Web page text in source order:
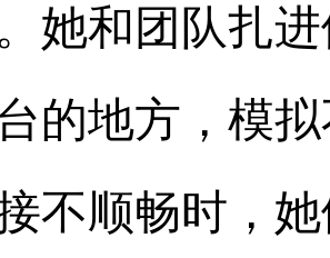
她和团队扎
的地方，模
不顺畅时，